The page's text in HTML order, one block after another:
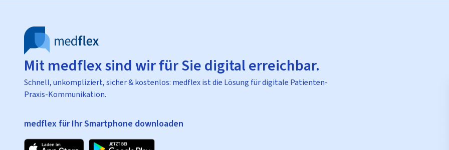
Mit medflex sind wir für Sie digital erreichbar.
Schnell, unkompliziert, sicher & kostenlos: medflex ist die Lösung für digitale Patienten-
Praxis-Kommunikation.
medflex für Ihr Smartphone downloaden